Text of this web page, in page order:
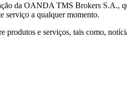
da OANDA TMS Brokers S.A.,
serviço a qualquer momento.
e serviços, tais como,